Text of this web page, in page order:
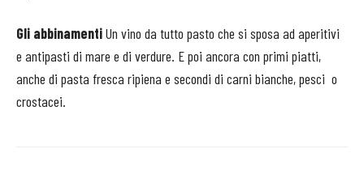
Gli abbinamentiUn vino da tutto pasto che si sposa ad aperitivi
e antipasti di mare e di verdure. E poi ancora con primi piatti,
anche di pasta fresca ripiena e secondi di carni bianche, pesci o
crostacei.